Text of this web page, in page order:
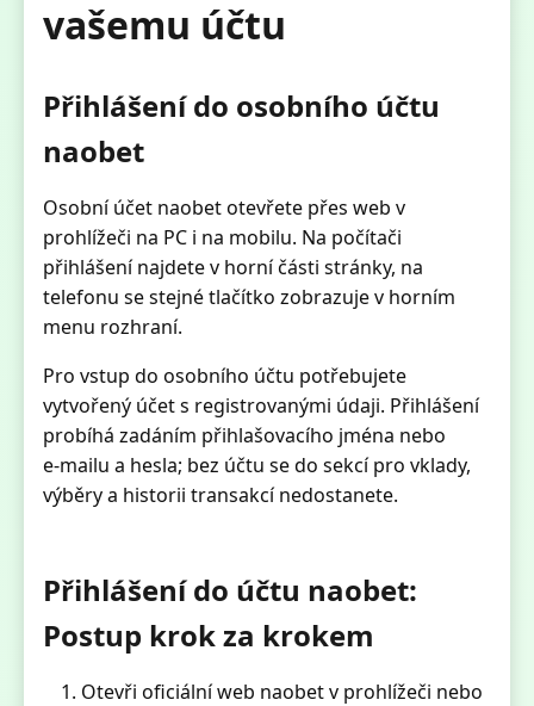
vašemu účtu
Přihlášení do osobního účtu
naobet
Osobní účet naobet otevřete přes web v
prohlížeči na PC i na mobilu. Na počítači
přihlášení najdete v horní části stránky, na
telefonu se stejné tlačítko zobrazuje v horním
menu rozhraní.
Pro vstup do osobního účtu potřebujete
vytvořený účet s registrovanými údaji. Přihlášení
probíhá zadáním přihlašovacího jména nebo
e‑mailu a hesla; bez účtu se do sekcí pro vklady,
výběry a historii transakcí nedostanete.
Přihlášení do účtu naobet:
Postup krok za krokem
Otevři oficiální web naobet v prohlížeči nebo